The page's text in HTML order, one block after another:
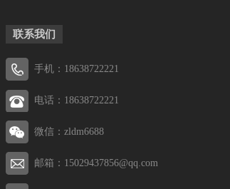
联系我们
手机：18638722221
电话：18638722221
微信：zldm6688
邮箱：15029437856@qq.com